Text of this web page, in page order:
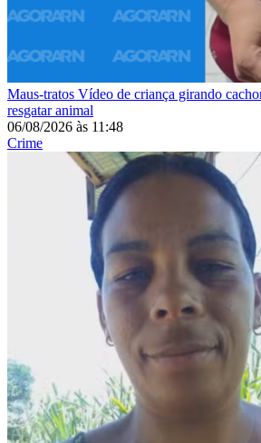
Maus-tratos Vídeo de criança girando
resgatar animal
06/08/2026 às 11:48
Crime